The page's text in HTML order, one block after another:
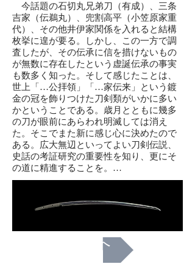
今話題の石切丸兄弟刀（有成）、三条
吉家（伝鵜丸）、兜割高平（小笠原家重
代）、その他井伊家関係を入れると結構
枚挙に遑が要る。しかし、この一方で調
査したが、その伝承に信を措けないもの
が無数に存在したという虚誕伝承の事実
も数多く知った。そして感じたことは、
世上「…公拝領」「…家伝来」という鍍
金の冠を飾りつけた刀剣類がいかに多い
かということである。歳月とともに幾多
の刀が眼前にあらわれ明滅しては消え
た。そこでまた新に感じ心に決めたので
ある。広大無辺といってよい刀剣伝説、
史話の考証研究の重要性を知り、更にそ
の道に精進することを。…
次へ